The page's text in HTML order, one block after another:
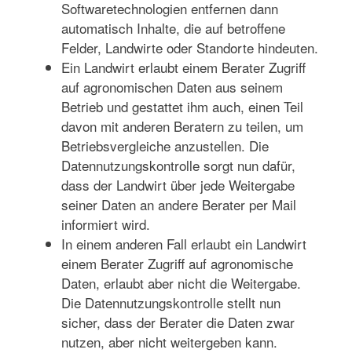
Softwaretechnologien entfernen dann
automatisch Inhalte, die auf betroffene
Felder, Landwirte oder Standorte hindeuten.
Ein Landwirt erlaubt einem Berater Zugriff
auf agronomischen Daten aus seinem
Betrieb und gestattet ihm auch, einen Teil
davon mit anderen Beratern zu teilen, um
Betriebsvergleiche anzustellen. Die
Datennutzungskontrolle sorgt nun dafür,
dass der Landwirt über jede Weitergabe
seiner Daten an andere Berater per Mail
informiert wird.
In einem anderen Fall erlaubt ein Landwirt
einem Berater Zugriff auf agronomische
Daten, erlaubt aber nicht die Weitergabe.
Die Datennutzungskontrolle stellt nun
sicher, dass der Berater die Daten zwar
nutzen, aber nicht weitergeben kann.